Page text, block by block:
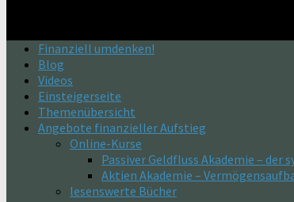
Finanziell umdenken!
Blog
Videos
Einsteigerseite
Themenübersicht
Angebote finanzieller Aufstieg
Online-Kurse
Passiver Geldfluss Akademie –
Aktien Akademie –
lesenswerte Bücher